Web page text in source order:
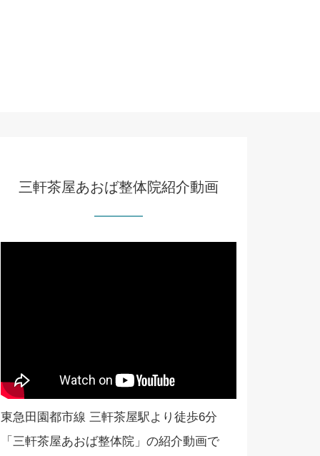
三軒茶屋あおば整体院紹介動画
東急田園都市線 三軒茶屋駅より徒歩6分
「三軒茶屋あおば整体院」の紹介動画で